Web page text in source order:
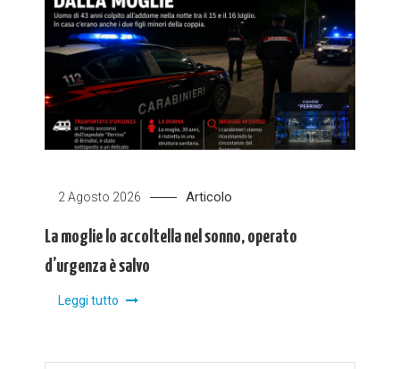
2 Agosto 2026 Articolo
La moglie lo accoltella nel sonno, operato
d’urgenza è salvo
Leggi tutto